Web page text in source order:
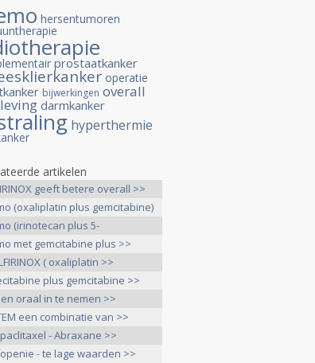
hersentumoren
prostaatkanker
operatie
bijwerkingen overall
darmkanker
hyperthermie
artikelen
geeft betere overall >>
(oxaliplatin plus gemcitabine)
(irinotecan plus 5-
>>
met gemcitabine plus >>
( oxaliplatin >>
plus gemcitabine >>
oraal in te nemen >>
een combinatie van >>
paclitaxel - Abraxane >>
- te lage waarden >>